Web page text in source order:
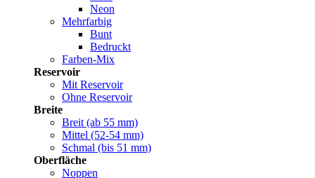
Neon
Mehrfarbig
Bunt
Bedruckt
Farben-Mix
Reservoir
Mit Reservoir
Ohne Reservoir
Breite
Breit (ab 55 mm)
Mittel (52-54 mm)
Schmal (bis 51 mm)
Oberfläche
Noppen